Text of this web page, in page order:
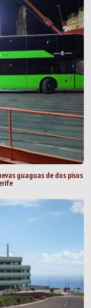
guaguas de dos pisos